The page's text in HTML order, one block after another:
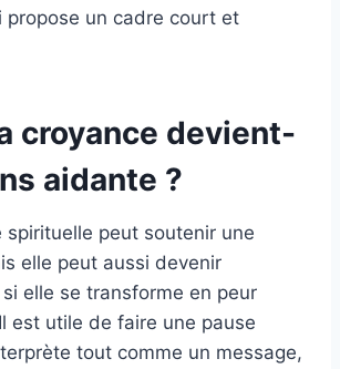
propose un cadre court et
croyance devient-
aidante ?
spirituelle peut soutenir une
elle peut aussi devenir
elle se transforme en peur
est utile de faire une pause
tout comme un message,